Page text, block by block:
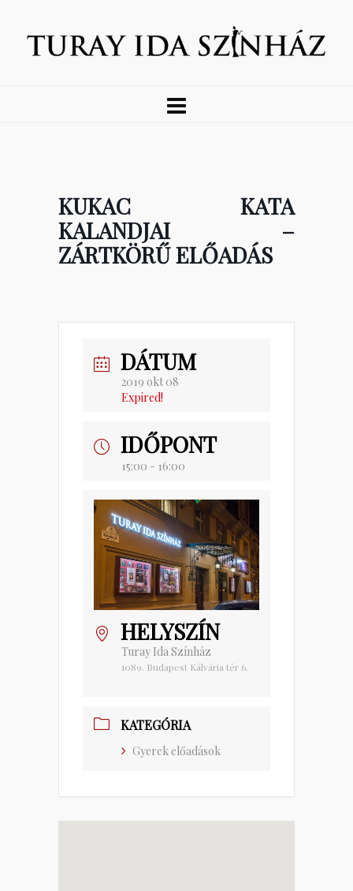
KUKAC KATA
KALANDJAI –
ZÁRTKÖRŰ ELŐADÁS
DÁTUM
2019 okt 08
Expired!
IDŐPONT
15:00 - 16:00
HELYSZÍN
Turay Ida Színház
1089. Budapest Kálvária tér 6.
KATEGÓRIA
Gyerek előadások